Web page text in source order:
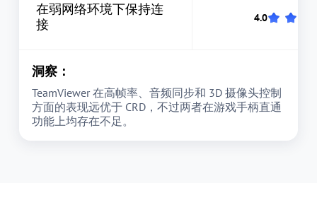
在弱网络环境下保持连
接
洞察：
TeamViewer 在高帧率、音频同步和 3D 摄像头控制
方面的表现远优于 CRD，不过两者在游戏手柄直通
功能上均存在不足。